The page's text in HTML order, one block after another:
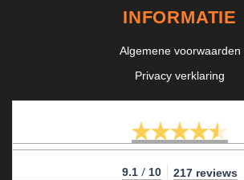
INFORMATIE
Algemene voorwaarden
Privacy verklaring
9.1 / 10 217 reviews